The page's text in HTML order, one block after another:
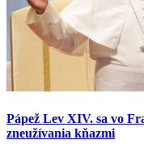
Pápež Lev XIV. sa vo
zneužívania kňazmi